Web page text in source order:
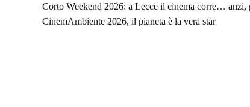
Corto Weekend 2026: a Lecce il cinema corre… anzi,
CinemAmbiente 2026, il pianeta è la vera star